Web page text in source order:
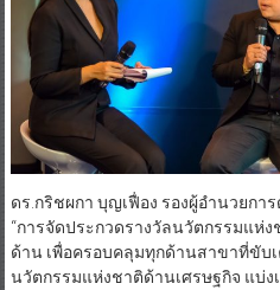
ดร.กริชผกา บุญเฟื่อง รองผู้อำนวยกา
“การจัดประกวดรางวัลนวัตกรรมแห่
ด้าน เพื่อครอบคลุมทุกด้านสาขาที่ขับ
นวัตกรรมแห่งชาติด้านเศรษฐกิจ แบ่ง